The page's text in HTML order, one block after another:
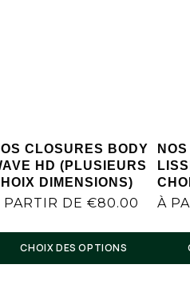
CLOSURES BODY
HD (PLUSIEURS
DIMENSIONS)
PARTIR DE €80.00
CHOIX DES OPTIONS
À